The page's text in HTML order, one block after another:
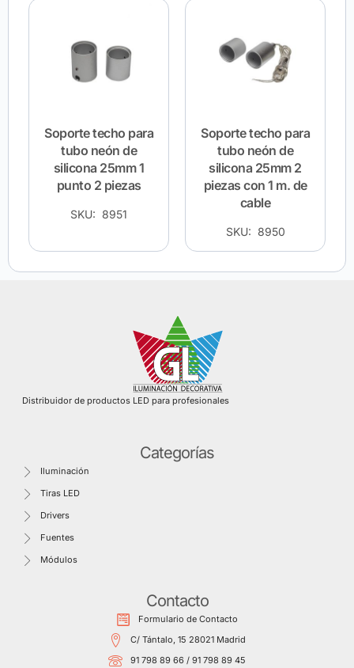
Soporte techo para
tubo neón de
silicona 25mm 1
punto 2 piezas
SKU: 8951
Soporte techo para
tubo neón de
silicona 25mm 2
piezas con 1 m. de
cable
SKU: 8950
Distribuidor de productos LED para profesionales
Categorías
Iluminación
Tiras LED
Drivers
Fuentes
Módulos
Contacto
Formulario de Contacto
C/ Tántalo, 15 28021 Madrid
91 798 89 66 / 91 798 89 45